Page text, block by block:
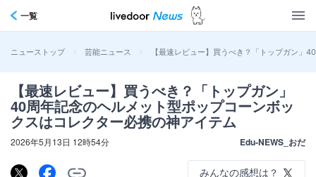
一覧
ニューストップ > 芸能ニュース > 【最速レビュー】買うべき？「トップガン」
【最速レビュー】買うべき？「トップガン」
40周年記念のヘルメット型ポップコーンボッ
クスはコレクター必携の神アイテム
2026年5月13日 12時54分 Edu-NEWS_おだ
みんなの感想は？